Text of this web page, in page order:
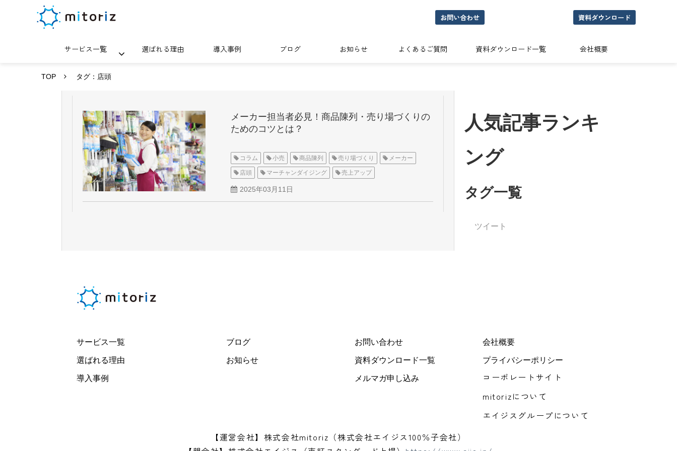
お問い合わせ 資料ダウンロード
サービス一覧 選ばれる理由 導入事例 ブログ お知らせ よくあるご質問 資料ダウンロード一覧 会社概要
TOP タグ：店頭
メーカー担当者必見！商品陳列・売り場づくりの
ためのコツとは？
コラム 小売 商品陳列 売り場づくり メーカー
店頭 マーチャンダイジング 売上アップ
2025年03月11日
人気記事ランキ
ング
タグ一覧
ツイート
サービス一覧
選ばれる理由
導入事例
ブログ
お知らせ
お問い合わせ
資料ダウンロード一覧
メルマガ申し込み
会社概要
プライバシーポリシー
コーポレートサイト
mitorizについて
エイジスグループについて
【運営会社】株式会社mitoriz（株式会社エイジス100％子会社）